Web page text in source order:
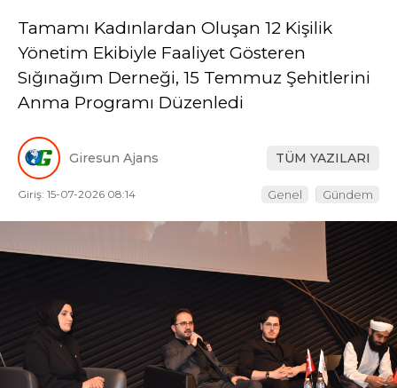
Tamamı Kadınlardan Oluşan 12 Kişilik
Yönetim Ekibiyle Faaliyet Gösteren
Sığınağım Derneği, 15 Temmuz Şehitlerini
Anma Programı Düzenledi
Giresun Ajans TÜM YAZILARI
Giriş: 15-07-2026 08:14 Genel Gündem